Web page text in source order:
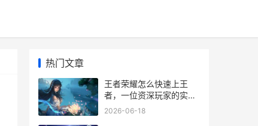
热门文章
王者荣耀怎么快速上王
者，一位资深玩家的实战
心得
2026-06-18